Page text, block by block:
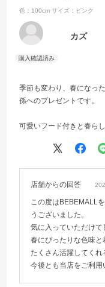
色：100cm サイズ：ピンク
カズ
季節も変わり、春になっ
孫へのプレゼントです。
可愛いフード付きと春ら
店舗からの回答
この度はBEBEMALL
うございました。
気に入っていただけて
春にぴったりな色味
たくさん活躍してくれ
今後とも当店をご利用